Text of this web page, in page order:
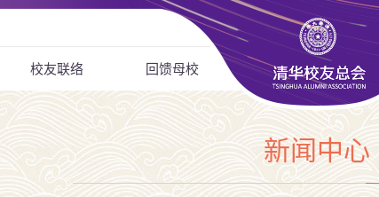
校友联络 回馈母校
新闻中心